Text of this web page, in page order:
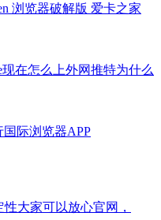
浏览器破解版 爱卡之家
在怎么上外网推特为什么
国际浏览器APP
大家可以放心官网，